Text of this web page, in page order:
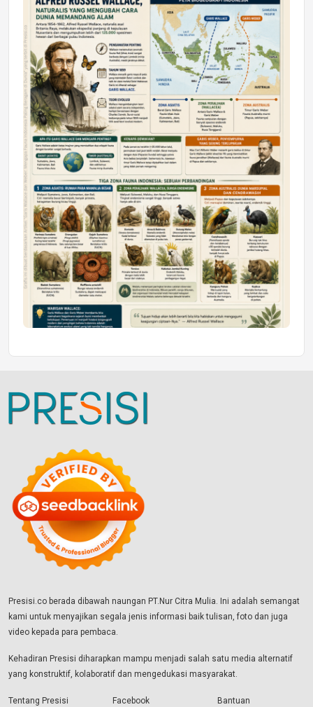
DAERAH
Astra Motor Kalimantan Timur 2 Dukung
Mahasiswa Samarinda dalam Astra
Honda SDGs Future Leaders 2026
Jumat, 10 Jul 2026 19:01
Presisi.co berada dibawah naungan PT.Nur Citra Mulia. Ini adalah semangat
kami untuk menyajikan segala jenis informasi baik tulisan, foto dan juga
video kepada para pembaca.
Kehadiran Presisi diharapkan mampu menjadi salah satu media alternatif
yang konstruktif, kolaboratif dan mengedukasi masyarakat.
Tentang Presisi Facebook Bantuan